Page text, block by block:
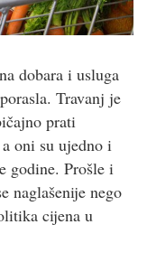
dobara i usluga
Travanj je
prati
oni su ujedno i
godine. Prošle i
naglašenije nego
cijena u